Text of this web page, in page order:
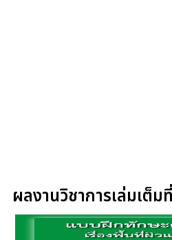
ผลงานวิชาการเล่มเต็ม